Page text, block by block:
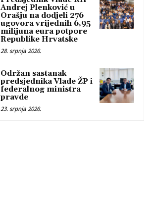
Andrej Plenković u
Orašju na dodjeli 276
ugovora vrijednih 6,95
milijuna eura potpore
Republike Hrvatske
28. srpnja 2026.
Održan sastanak
predsjednika Vlade ŽP i
federalnog ministra
pravde
23. srpnja 2026.